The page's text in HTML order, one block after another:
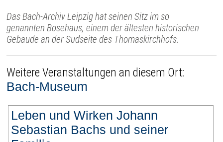
Das Bach-Archiv Leipzig hat seinen Sitz im so
genannten Bosehaus, einem der ältesten historischen
Gebäude an der Südseite des Thomaskirchhofs.
Weitere Veranstaltungen an diesem Ort:
Bach-Museum
Leben und Wirken Johann
Sebastian Bachs und seiner